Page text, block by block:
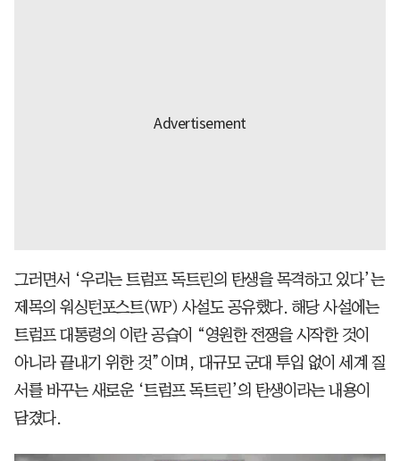
그러면서 ‘우리는 트럼프 독트린의 탄생을 목격하고 있다’는
제목의 워싱턴포스트(WP) 사설도 공유했다. 해당 사설에는
트럼프 대통령의 이란 공습이 “영원한 전쟁을 시작한 것이
아니라 끝내기 위한 것”이며, 대규모 군대 투입 없이 세계 질
서를 바꾸는 새로운 ‘트럼프 독트린’의 탄생이라는 내용이
담겼다.